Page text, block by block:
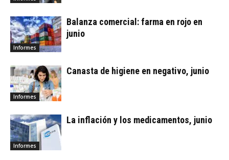
Informes
Balanza comercial: farma en rojo en
junio
Informes
Canasta de higiene en negativo, junio
Informes
La inflación y los medicamentos, junio